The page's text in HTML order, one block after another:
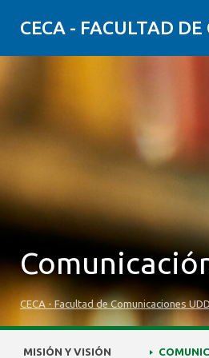
CECA - FACULTAD
CECA - Facultad de Comunicaciones
MISIÓN Y VISIÓN